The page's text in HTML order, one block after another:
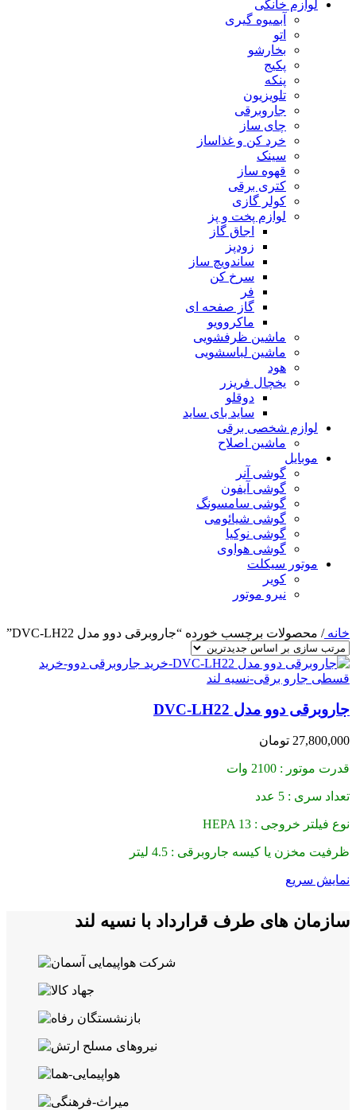
لوازم خانگی
آبمیوه گیری
اتو
بخارشو
پکیج
پنکه
تلویزیون
جاروبرقی
چای ساز
خرد کن و غذاساز
سینک
قهوه ساز
کتری برقی
کولر گازی
لوازم پخت و پز
اجاق گاز
زودپز
ساندویچ ساز
سرخ کن
فر
گاز صفحه ای
ماکروویو
ماشین ظرفشویی
ماشین لباسشویی
هود
یخچال فریزر
دوقلو
ساید بای ساید
لوازم شخصی برقی
ماشین اصلاح
موبایل
گوشی آنر
گوشی آیفون
گوشی سامسونگ
گوشی شیائومی
گوشی نوکیا
گوشی هواوی
موتور سیکلت
کویر
نیرو موتور
خانه/ محصولات برچسب خورده “جاروبرقی دوو مدل DVC-LH22”
جاروبرقی دوو مدل DVC-LH22
27,800,000 تومان
قدرت موتور : 2100 وات
تعداد سری : 5 عدد
نوع فیلتر خروجی : HEPA 13
ظرفیت مخزن یا کیسه جاروبرقی : 4.5 لیتر
نمایش سریع
سازمان های طرف قرارداد با نسیه لند